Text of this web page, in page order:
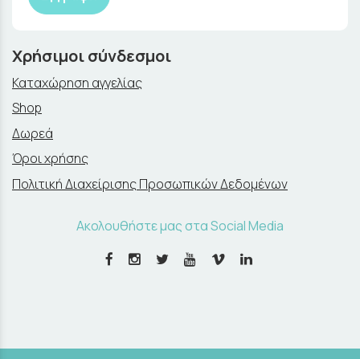
Χρήσιμοι σύνδεσμοι
Καταχώρηση αγγελίας
Shop
Δωρεά
Όροι χρήσης
Πολιτική Διαχείρισης Προσωπικών Δεδομένων
Ακολουθήστε μας στα Social Media